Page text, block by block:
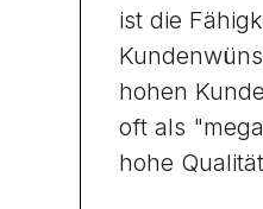
ist die
hohen
oft als
hohe